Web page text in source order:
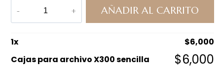
AÑADIR AL CARRITO
1x $6,000
Cajas para archivo X300 sencilla
$6,000